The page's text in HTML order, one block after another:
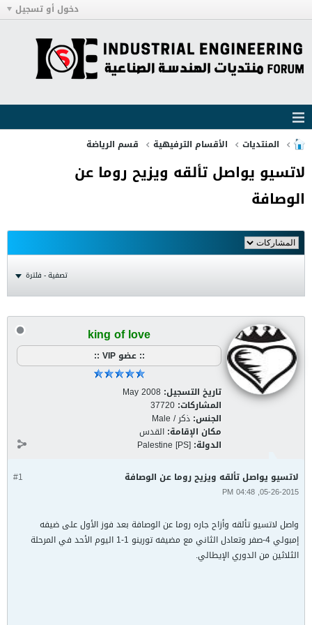
دخول أو تسجيل
المنتديات الأقسام الترفيهية قسم الرياضة
لاتسيو يواصل تألقه ويزيح روما عن
الوصافة
تصفية - فلترة
king of love
:: عضو VIP ::
تاريخ التسجيل: May 2008
المشاركات: 37720
الجنس: ذكر / Male
مكان الإقامة: القدس
الدولة: Palestine [PS]
#1 لاتسيو يواصل تألقه ويزيح روما عن الوصافة
05-26-2015, 04:48 PM
واصل لاتسيو تألقه وأزاح جاره روما عن الوصافة بعد فوز الأول على ضيفه
إمبولي 4-صفر وتعادل الثاني مع مضيفه تورينو 1-1 اليوم الأحد في المرحلة
الثلاثين من الدوري الإيطالي.